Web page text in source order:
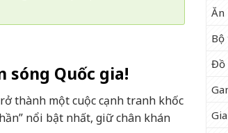
sóng Quốc gia!
thành một cuộc cạnh tranh khốc
nổi bật nhất, giữ chân khán
Ăn
Bộ
Đồ